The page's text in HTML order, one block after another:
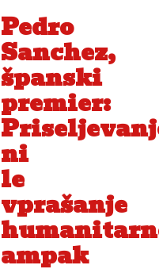
Pedro
Sanchez,
španski
premier:
ni
le
vprašanje
ampak